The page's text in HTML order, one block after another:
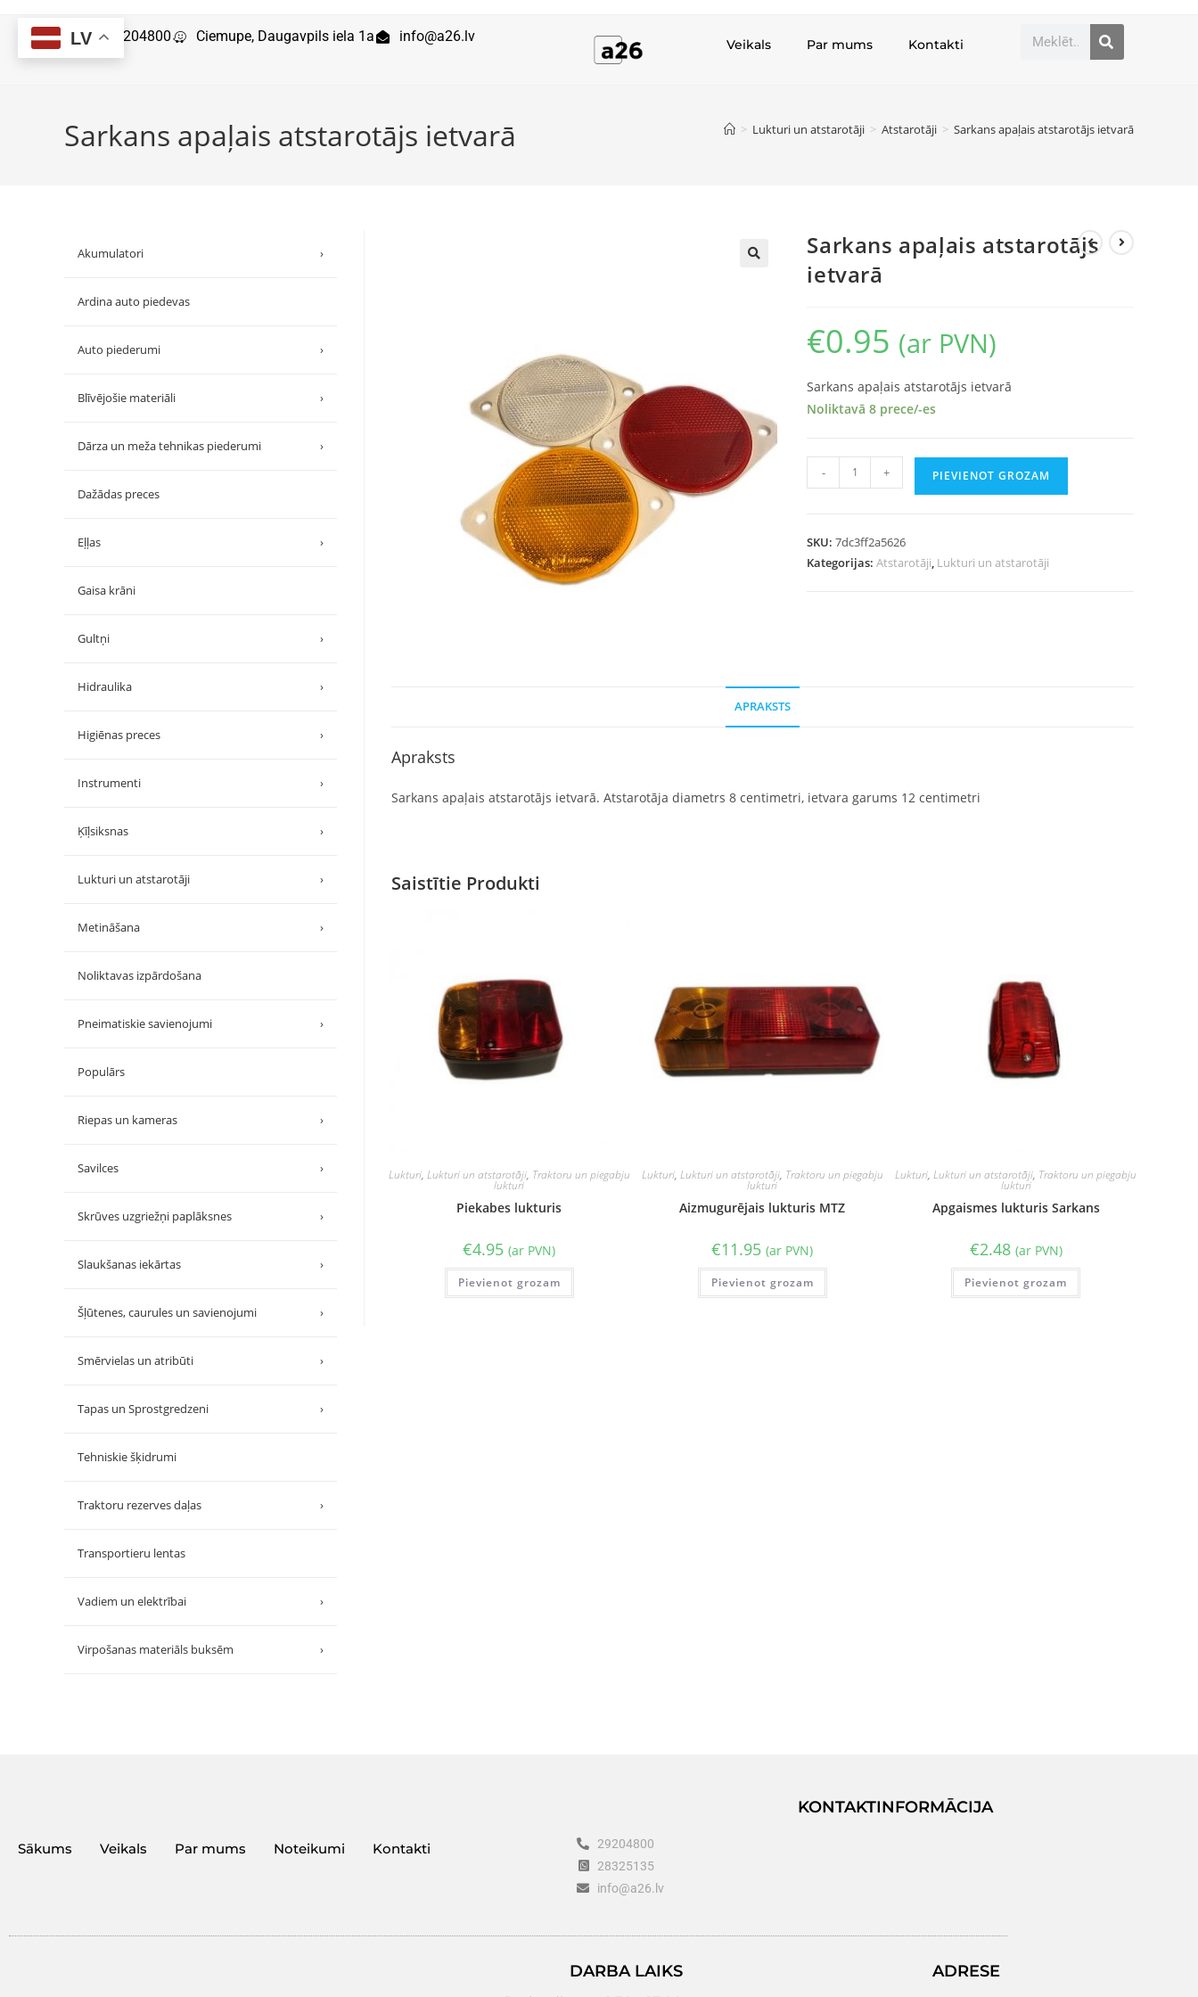
29204800 Ciemupe, Daugavpils iela 1a info@a26.lv Veikals Par mums Kontakti
Sarkans apaļais atstarotājs ietvarā > Lukturi un atstarotāji > Atstarotāji > Sarkans apaļais atstarotājs ietvarā
Sarkans apaļais atstarotājs
ietvarā
€0.95 (ar PVN)
Sarkans apaļais atstarotājs ietvarā
Noliktavā 8 prece/-es
- + PIEVIENOT GROZAM
SKU:7dc3ff2a5626
Kategorijas:Atstarotāji, Lukturi un atstarotāji
APRAKSTS
Apraksts
Sarkans apaļais atstarotājs ietvarā. Atstarotāja diametrs 8 centimetri, ietvara garums 12 centimetri
Saistītie Produkti
Lukturi, Lukturi un atstarotāji, Traktoru un piegabju
lukturi
Piekabes lukturis
€4.95 (ar PVN)
Pievienot grozam
Lukturi, Lukturi un atstarotāji, Traktoru un piegabju
lukturi
Aizmugurējais lukturis MTZ
€11.95 (ar PVN)
Pievienot grozam
Lukturi,Lukturi un atstarotāji, Traktoru un piegabju
lukturi
Apgaismes lukturis Sarkans
€2.48 (ar PVN)
Pievienot grozam
Akumulatori ›
Ardina auto piedevas
Auto piederumi ›
Blīvējošie materiāli ›
Dārza un meža tehnikas piederumi ›
Dažādas preces
Eļļas ›
Gaisa krāni
Gultņi ›
Hidraulika ›
Higiēnas preces ›
Instrumenti ›
Ķīļsiksnas ›
Lukturi un atstarotāji ›
Metināšana ›
Noliktavas izpārdošana
Pneimatiskie savienojumi ›
Populārs
Riepas un kameras ›
Savilces ›
Skrūves uzgriežņi paplāksnes ›
Slaukšanas iekārtas ›
Šļūtenes, caurules un savienojumi ›
Smērvielas un atribūti ›
Tapas un Sprostgredzeni ›
Tehniskie šķidrumi
Traktoru rezerves daļas ›
Transportieru lentas
Vadiem un elektrībai ›
Virpošanas materiāls buksēm ›
Sākums Veikals Par mums Noteikumi Kontakti
KONTAKTINFORMĀCIJA
29204800
28325135
info@a26.lv
DARBA LAIKS ADRESE
LV